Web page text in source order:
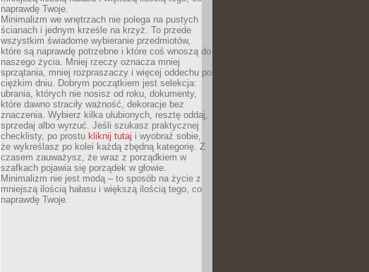
naprawdę Twoje.
Minimalizm we wnętrzach nie polega na pustych
ścianach i jednym krześle na krzyż. To przede
wszystkim świadome wybieranie przedmiotów,
które są naprawdę potrzebne i które coś wnoszą do
naszego życia. Mniej rzeczy oznacza mniej
sprzątania, mniej rozpraszaczy i więcej oddechu po
ciężkim dniu. Dobrym początkiem jest selekcja:
ubrania, których nie nosisz od roku, dokumenty,
które dawno straciły ważność, dekoracje bez
znaczenia. Wybierz kilka ulubionych, resztę oddaj,
sprzedaj albo wyrzuć. Jeśli szukasz praktycznej
checklisty, po prostu kliknij tutaj i wyobraź sobie,
że wykreślasz po kolei każdą zbędną kategorię. Z
czasem zauważysz, że wraz z porządkiem w
szafkach pojawia się porządek w głowie.
Minimalizm nie jest modą – to sposób na życie z
mniejszą ilością hałasu i większą ilością tego, co
naprawdę Twoje.